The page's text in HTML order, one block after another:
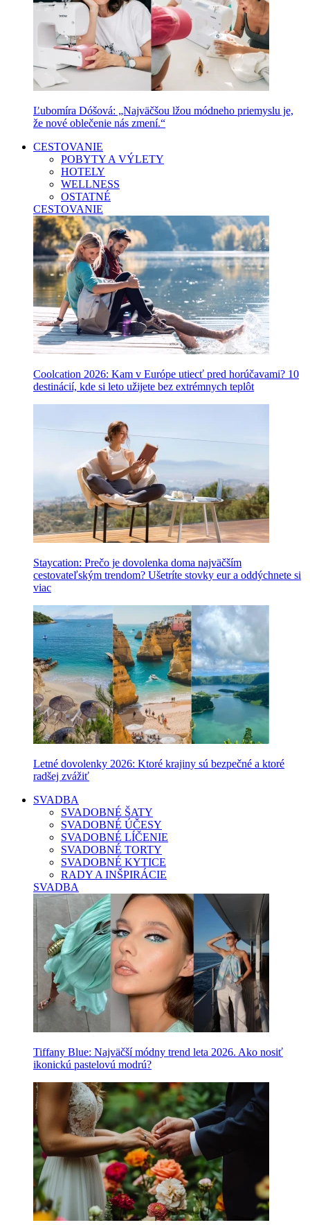
Ľubomíra Dóšová: „Najväčšou lžou módneho priemyslu je,
že nové oblečenie nás zmení.“
CESTOVANIE
POBYTY A VÝLETY
HOTELY
WELLNESS
OSTATNÉ
CESTOVANIE
Coolcation 2026: Kam v Európe utiecť pred horúčavami? 10
destinácií, kde si leto užijete bez extrémnych teplôt
Staycation: Prečo je dovolenka doma najväčším
cestovateľským trendom? Ušetríte stovky eur a oddýchnete si
viac
Letné dovolenky 2026: Ktoré krajiny sú bezpečné a ktoré
radšej zvážiť
SVADBA
SVADOBNÉ ŠATY
SVADOBNÉ ÚČESY
SVADOBNÉ LÍČENIE
SVADOBNÉ TORTY
SVADOBNÉ KYTICE
RADY A INŠPIRÁCIE
SVADBA
Tiffany Blue: Najväčší módny trend leta 2026. Ako nosiť
ikonickú pastelovú modrú?